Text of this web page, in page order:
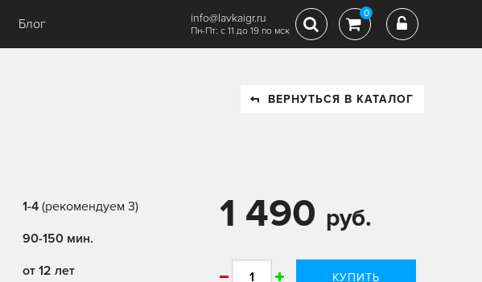
Блог info@lavkaigr.ru
Пн-Пт: с 11 до 19 по мск
0
ВЕРНУТЬСЯ В КАТАЛОГ
1-4 (рекомендуем 3)
90-150 мин.
от 12 лет
1 490 руб.
КУПИТЬ